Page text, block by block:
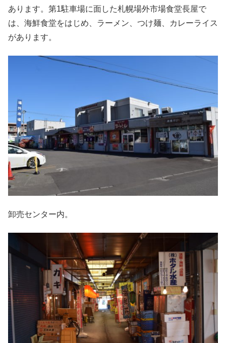
あります。第1駐車場に面した札幌場外市場食堂長屋で
は、海鮮食堂をはじめ、ラーメン、つけ麺、カレーライス
があります。
卸売センター内。